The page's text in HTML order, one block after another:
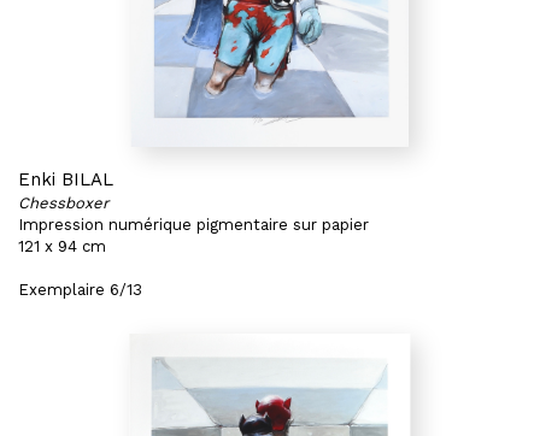
Enki BILAL
Chessboxer
Impression numérique pigmentaire sur papier
121 x 94 cm
Exemplaire 6/13